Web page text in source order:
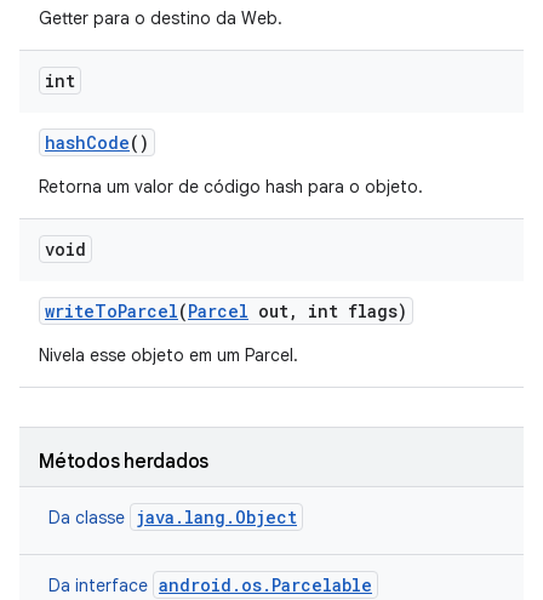
Getter para o destino da Web.
int
hashCode()
Retorna um valor de código hash para o objeto.
void
writeToParcel(Parcel out, int flags)
Nivela esse objeto em um Parcel.
Métodos herdados
Da classe java.lang.Object
Da interface android.os.Parcelable